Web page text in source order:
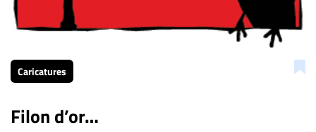
Caricatures
Filon d’or…